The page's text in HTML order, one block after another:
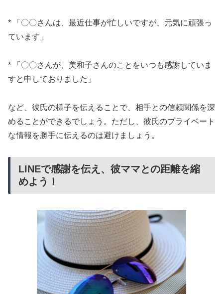
* 「〇〇さんは、最近仕事が忙しいですが、元気に頑張っ
ています」
* 「〇〇さんが、美和子さんのことをいつも感謝していま
すと申しておりました」
など、彼氏の様子を伝えることで、相手との信頼関係を深
めることができるでしょう。ただし、彼氏のプライベート
な情報を勝手に伝えるのは避けましょう。
LINEで感謝を伝え、彼ママとの距離を縮
めよう！